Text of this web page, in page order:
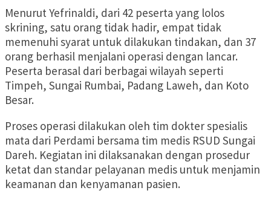
Menurut Yefrinaldi, dari 42 peserta yang lolos
skrining, satu orang tidak hadir, empat tidak
memenuhi syarat untuk dilakukan tindakan, dan 37
orang berhasil menjalani operasi dengan lancar.
Peserta berasal dari berbagai wilayah seperti
Timpeh, Sungai Rumbai, Padang Laweh, dan Koto
Besar.
Proses operasi dilakukan oleh tim dokter spesialis
mata dari Perdami bersama tim medis RSUD Sungai
Dareh. Kegiatan ini dilaksanakan dengan prosedur
ketat dan standar pelayanan medis untuk menjamin
keamanan dan kenyamanan pasien.